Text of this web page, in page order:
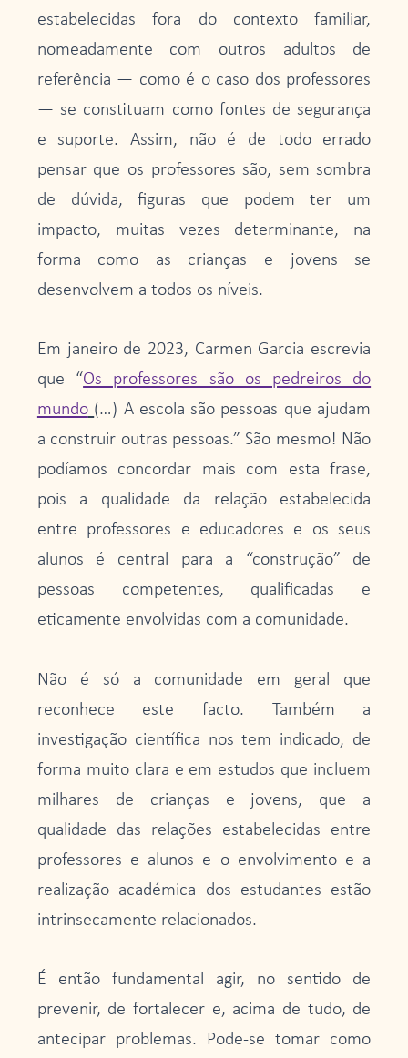
estabelecidas fora do contexto familiar,
nomeadamente com outros adultos de
referência — como é o caso dos professores
— se constituam como fontes de segurança
e suporte. Assim, não é de todo errado
pensar que os professores são, sem sombra
de dúvida, figuras que podem ter um
impacto, muitas vezes determinante, na
forma como as crianças e jovens se
desenvolvem a todos os níveis.
Em janeiro de 2023, Carmen Garcia escrevia
que “Os professores são os pedreiros do
mundo (…) A escola são pessoas que ajudam
a construir outras pessoas.” São mesmo! Não
podíamos concordar mais com esta frase,
pois a qualidade da relação estabelecida
entre professores e educadores e os seus
alunos é central para a “construção” de
pessoas competentes, qualificadas e
eticamente envolvidas com a comunidade.
Não é só a comunidade em geral que
reconhece este facto. Também a
investigação científica nos tem indicado, de
forma muito clara e em estudos que incluem
milhares de crianças e jovens, que a
qualidade das relações estabelecidas entre
professores e alunos e o envolvimento e a
realização académica dos estudantes estão
intrinsecamente relacionados.
É então fundamental agir, no sentido de
prevenir, de fortalecer e, acima de tudo, de
antecipar problemas. Pode-se tomar como